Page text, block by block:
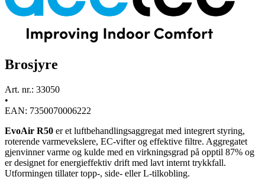
Brosjyre
Art. nr.: 33050
•
EAN: 7350070006222
EvoAir R50 er et luftbehandlingsaggregat med integrert styring,
roterende varmevekslere, EC-vifter og effektive filtre. Aggregatet
gjenvinner varme og kulde med en virkningsgrad på opptil 87% og
er designet for energieffektiv drift med lavt internt trykkfall.
Utformingen tillater topp-, side- eller L-tilkobling.